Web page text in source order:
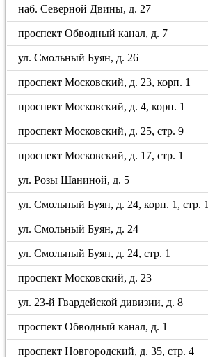
наб. Северной Двины, д. 27
проспект Обводный канал, д. 7
ул. Смольный Буян, д. 26
проспект Московский, д. 23, корп. 1
проспект Московский, д. 4, корп. 1
проспект Московский, д. 25, стр. 9
проспект Московский, д. 17, стр. 1
ул. Розы Шаниной, д. 5
ул. Смольный Буян, д. 24, корп. 1, стр. 1
ул. Смольный Буян, д. 24
ул. Смольный Буян, д. 24, стр. 1
проспект Московский, д. 23
ул. 23-й Гвардейской дивизии, д. 8
проспект Обводный канал, д. 1
проспект Новгородский, д. 35, стр. 4